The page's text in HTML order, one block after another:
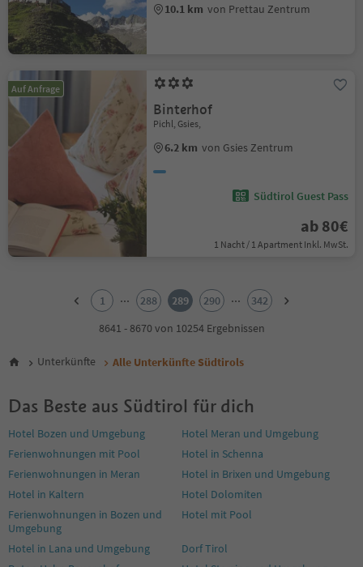
10.1 km von Prettau Zentrum
Auf Anfrage
Binterhof
Pichl, Gsies,
6.2 km von Gsies Zentrum
Südtirol Guest Pass
ab 80€
1 Nacht / 1 Apartment Inkl. MwSt.
6
9
11
12
13
14
16
17
18
1 ... 288 289 290 ...
342
8641 - 8670 von 10254 Ergebnissen
Unterkünfte Alle Unterkünfte Südtirols
Das Beste aus Südtirol für dich
Hotel Bozen und Umgebung
Hotel Meran und Umgebung
Ferienwohnungen mit Pool
Hotel in Schenna
Ferienwohnungen in Meran
Hotel in Brixen und Umgebung
Hotel in Kaltern
Hotel Dolomiten
Ferienwohnungen in Bozen und
Umgebung
Hotel mit Pool
Hotel in Lana und Umgebung
Dorf Tirol